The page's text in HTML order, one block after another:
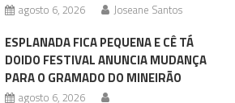
agosto 6, 2026 Joseane Santos
ESPLANADA FICA PEQUENA E CÊ TÁ
DOIDO FESTIVAL ANUNCIA MUDANÇA
PARA O GRAMADO DO MINEIRÃO
agosto 6, 2026